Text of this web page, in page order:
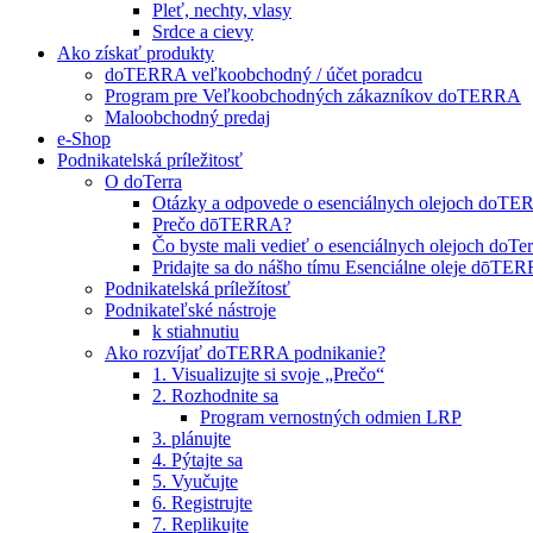
Pleť, nechty, vlasy
Srdce a cievy
Ako získať produkty
doTERRA veľkoobchodný / účet poradcu
Program pre Veľkoobchodných zákazníkov doTERRA
Maloobchodný predaj
e-Shop
Podnikatelská príležitosť
O doTerra
Otázky a odpovede o esenciálnych olejoch
Prečo dōTERRA?
Čo byste mali vedieť o esenciálnych olejoch
Pridajte sa do nášho tímu Esenciálne oleje
Podnikatelská príležítosť
Podnikateľské nástroje
k stiahnutiu
Ako rozvíjať doTERRA podnikanie?
1. Visualizujte si svoje „Prečo“
2. Rozhodnite sa
Program vernostných odmien LRP
3. plánujte
4. Pýtajte sa
5. Vyučujte
6. Registrujte
7. Replikujte